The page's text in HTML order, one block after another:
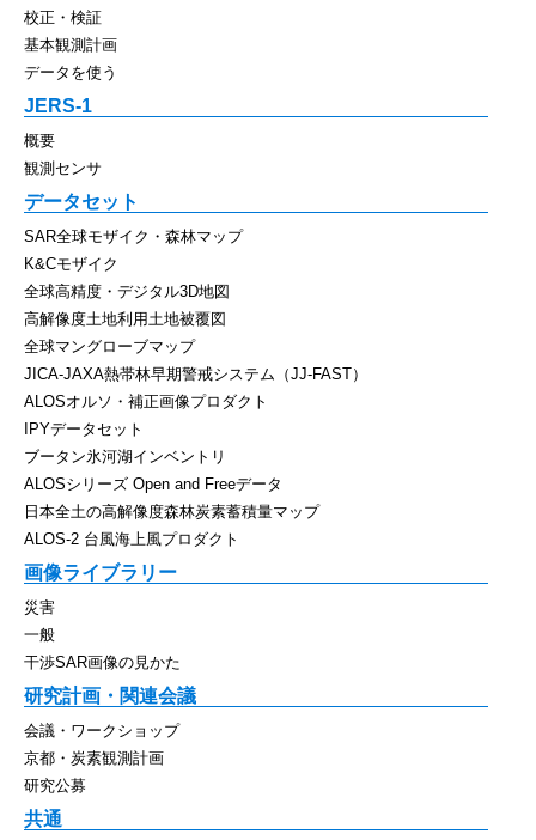
校正・検証
基本観測計画
データを使う
JERS-1
概要
観測センサ
データセット
SAR全球モザイク・森林マップ
K&Cモザイク
全球高精度・デジタル3D地図
高解像度土地利用土地被覆図
全球マングローブマップ
JICA-JAXA熱帯林早期警戒システム（JJ-FAST）
ALOSオルソ・補正画像プロダクト
IPYデータセット
ブータン氷河湖インベントリ
ALOSシリーズ Open and Freeデータ
日本全土の高解像度森林炭素蓄積量マップ
ALOS-2 台風海上風プロダクト
画像ライブラリー
災害
一般
干渉SAR画像の見かた
研究計画・関連会議
会議・ワークショップ
京都・炭素観測計画
研究公募
共通